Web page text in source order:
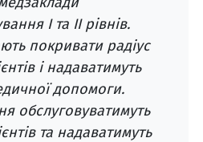
I та II рівнів.
покривати радіус
і надаватимуть
допомоги.
обслуговуватимуть
та надаватимуть